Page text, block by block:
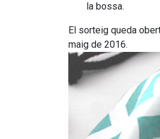
la bossa.
El sorteig queda
maig de 2016.